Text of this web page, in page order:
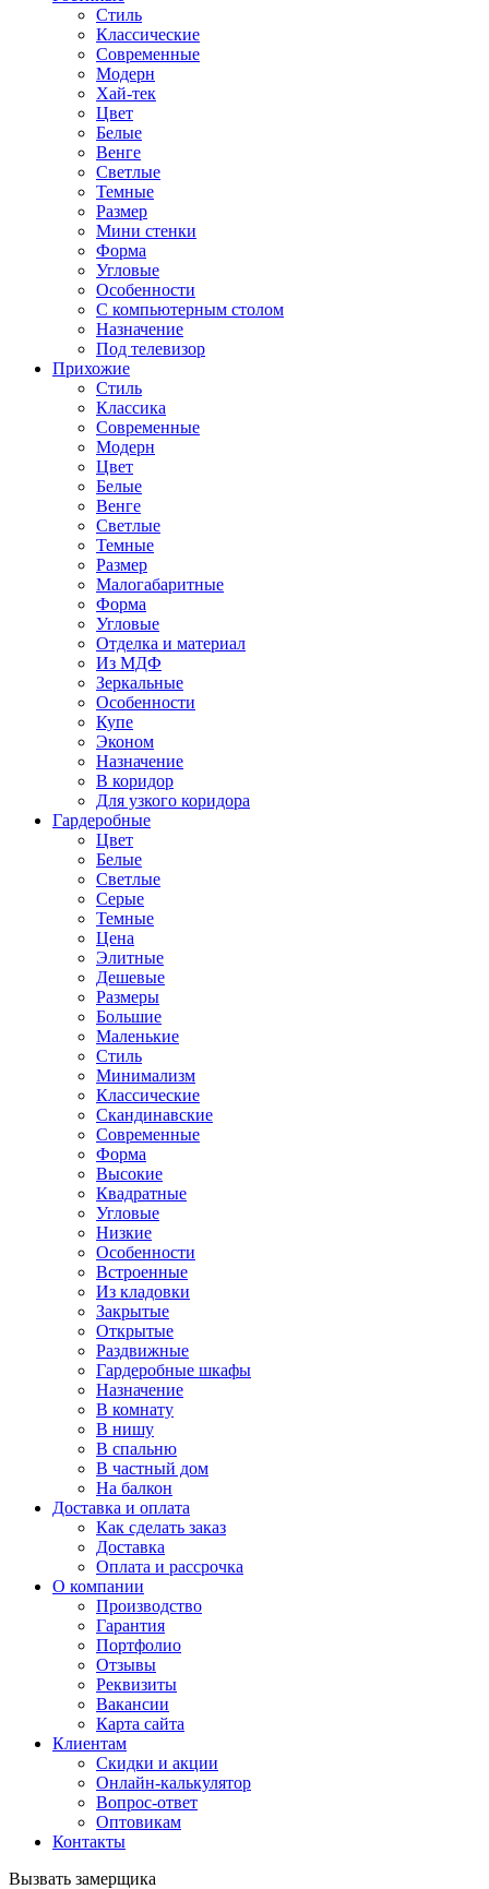
Стиль
Классические
Современные
Модерн
Хай-тек
Цвет
Белые
Венге
Светлые
Темные
Размер
Мини стенки
Форма
Угловые
Особенности
С компьютерным столом
Назначение
Под телевизор
Прихожие
Стиль
Классика
Современные
Модерн
Цвет
Белые
Венге
Светлые
Темные
Размер
Малогабаритные
Форма
Угловые
Отделка и материал
Из МДФ
Зеркальные
Особенности
Купе
Эконом
Назначение
В коридор
Для узкого коридора
Гардеробные
Цвет
Белые
Светлые
Серые
Темные
Цена
Элитные
Дешевые
Размеры
Большие
Маленькие
Стиль
Минимализм
Классические
Скандинавские
Современные
Форма
Высокие
Квадратные
Угловые
Низкие
Особенности
Встроенные
Из кладовки
Закрытые
Открытые
Раздвижные
Гардеробные шкафы
Назначение
В комнату
В нишу
В спальню
В частный дом
На балкон
Доставка и оплата
Как сделать заказ
Доставка
Оплата и рассрочка
О компании
Производство
Гарантия
Портфолио
Отзывы
Реквизиты
Вакансии
Карта сайта
Клиентам
Скидки и акции
Онлайн-калькулятор
Вопрос-ответ
Оптовикам
Контакты
Вызвать замерщика